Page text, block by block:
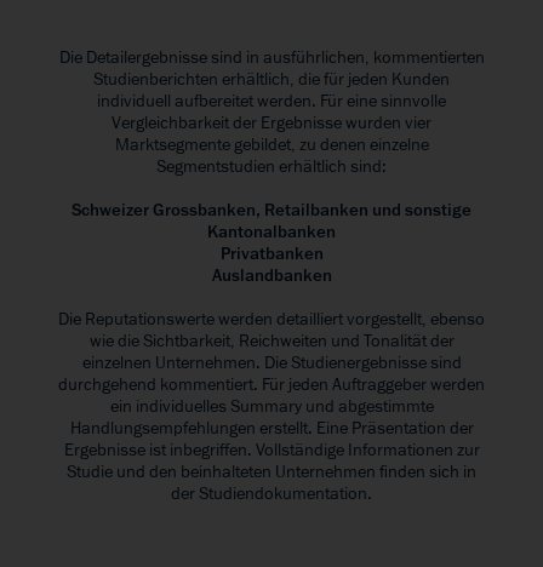
Die Detailergebnisse sind in ausführlichen, kommentierten
Studienberichten erhältlich, die für jeden Kunden
individuell aufbereitet werden. Für eine sinnvolle
Vergleichbarkeit der Ergebnisse wurden vier
Marktsegmente gebildet, zu denen einzelne
Segmentstudien erhältlich sind:
Schweizer Grossbanken, Retailbanken und sonstige
Kantonalbanken
Privatbanken
Auslandbanken
Die Reputationswerte werden detailliert vorgestellt, ebenso
wie die Sichtbarkeit, Reichweiten und Tonalität der
einzelnen Unternehmen. Die Studienergebnisse sind
durchgehend kommentiert. Für jeden Auftraggeber werden
ein individuelles Summary und abgestimmte
Handlungsempfehlungen erstellt. Eine Präsentation der
Ergebnisse ist inbegriffen. Vollständige Informationen zur
Studie und den beinhalteten Unternehmen finden sich in
der Studiendokumentation.